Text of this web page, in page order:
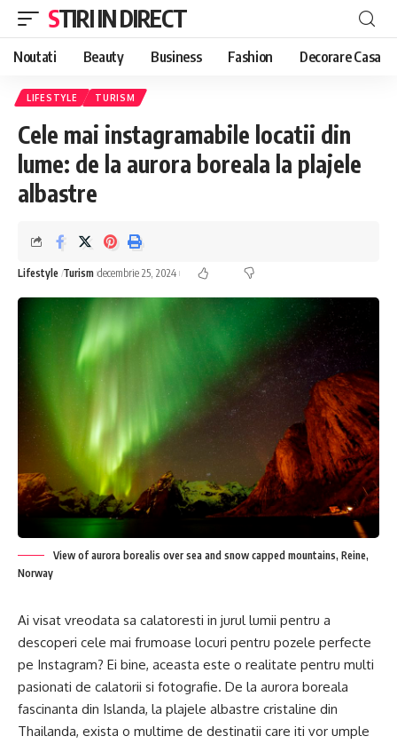
STIRI IN DIRECT
Noutati Beauty Business Fashion Decorare Casa
LIFESTYLE TURISM
Cele mai instagramabile locatii din
lume: de la aurora boreala la plajele
albastre
Lifestyle Turism decembrie 25, 2024
View of aurora borealis over sea and snow capped mountains, Reine,
Norway
Ai visat vreodata sa calatoresti in jurul lumii pentru a
descoperi cele mai frumoase locuri pentru pozele perfecte
pe Instagram? Ei bine, aceasta este o realitate pentru multi
pasionati de calatorii si fotografie. De la aurora boreala
fascinanta din Islanda, la plajele albastre cristaline din
Thailanda, exista o multime de destinatii care iti vor umple